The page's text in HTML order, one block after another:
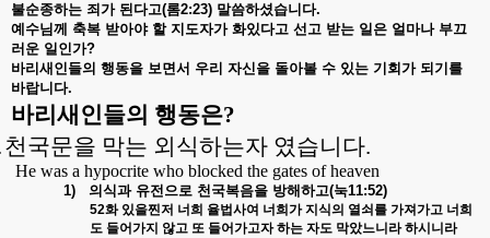
불순종하는 죄가 된다고(롬2:23) 말씀하셨습니다.
예수님께 축복 받아야 할 지도자가 화있다고 선고 받는 일은 얼마나 부끄
러운 일인가?
바리새인들의 행동을 보면서 우리 자신을 돌아볼 수 있는 기회가 되기를
바랍니다.
바리새인들의 행동은?
천국문을 막는 외식하는자 였습니다.
He was a hypocrite who blocked the gates of heaven
1) 의식과 유전으로 천국복음을 방해하고(눅11:52)
52화 있을찐저 너희 율법사여 너희가 지식의 열쇠를 가져가고 너희
도 들어가지 않고 또 들어가고자 하는 자도 막았느니라 하시니라